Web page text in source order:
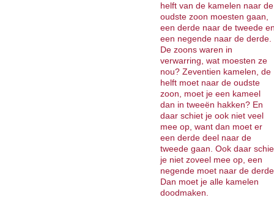
helft van de kamelen naar de
oudste zoon moesten gaan,
een derde naar de tweede
een negende naar de derde.
De zoons waren in
verwarring, wat moesten ze
nou? Zeventien kamelen, de
helft moet naar de oudste
zoon, moet je een kameel
dan in tweeën hakken? En
daar schiet je ook niet veel
mee op, want dan moet er
een derde deel naar de
tweede gaan. Ook daar
je niet zoveel mee op, een
negende moet naar de
Dan moet je alle kamelen
doodmaken.